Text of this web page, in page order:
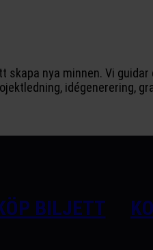
skapa nya minnen. Vi
idégenerering,
BILJETT